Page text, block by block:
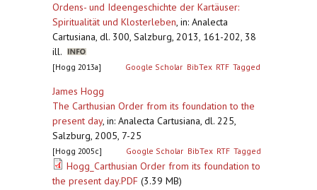
Ordens- und Ideengeschichte der Kartäuser:
Spiritualität und Klosterleben, in: Analecta
Cartusiana, dl. 300, Salzburg, 2013, 161-202, 38
ill.
[Hogg 2013a] Google Scholar BibTex RTF Tagged
James Hogg
The Carthusian Order from its foundation to the
present day, in: Analecta Cartusiana, dl. 225,
Salzburg, 2005, 7-25
[Hogg 2005c] Google Scholar BibTex RTF Tagged
Hogg_Carthusian Order from its foundation to
the present day.PDF (3.39 MB)